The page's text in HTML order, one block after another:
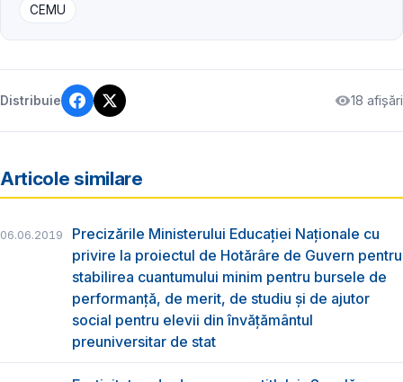
CEMU
Distribuie 18 afișări
Articole similare
06.06.2019
Precizările Ministerului Educației Naționale cu
privire la proiectul de Hotărâre de Guvern pentru
stabilirea cuantumului minim pentru bursele de
performanță, de merit, de studiu și de ajutor
social pentru elevii din învățământul
preuniversitar de stat